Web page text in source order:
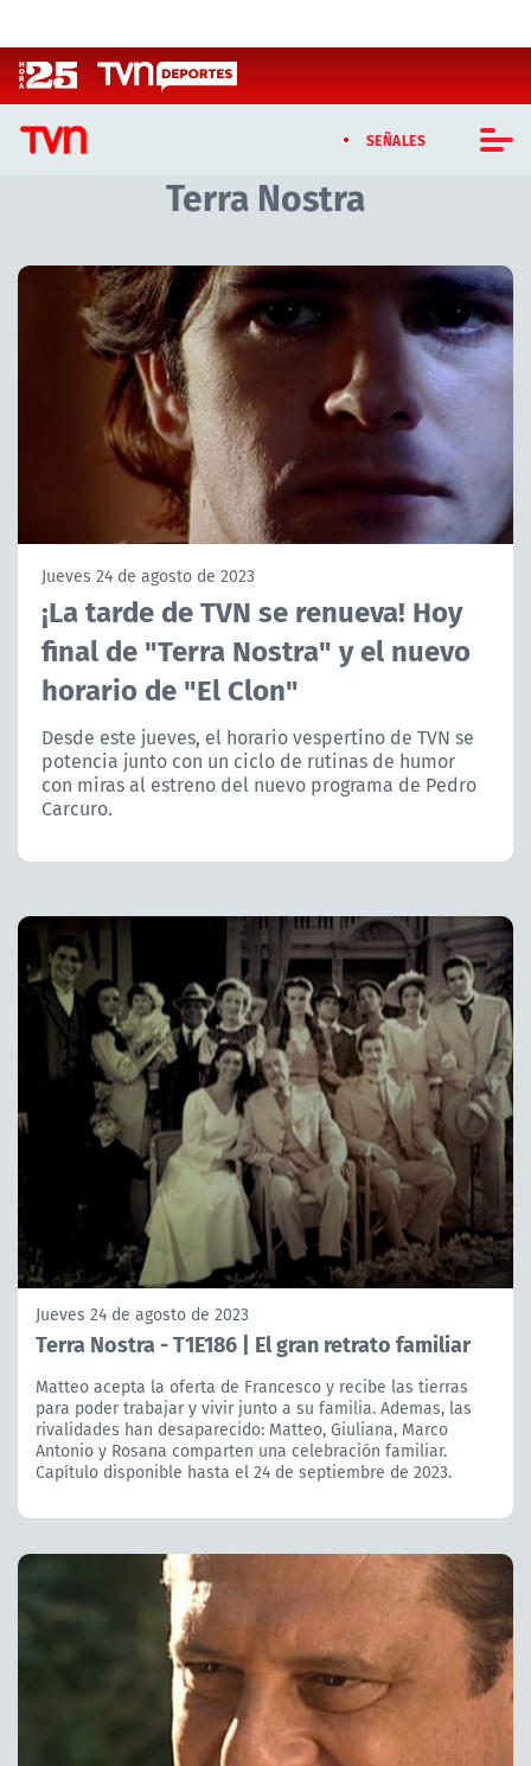
SEÑALES
CASTING MASTERCHEF CHILE
CASTING TVN VERTICAL
TVN VERTICAL
TVN PLAY
PROGRAMAS
ACTUALIDAD Y TENDENCIAS
CORPORATIVO Y TRANSPARENCIA
CANAL DE DENUNCIAS
ÁREA DE PROYECTOS
Terra Nostra
Jueves 24 de agosto de 2023
¡La tarde de TVN se renueva! Hoy
final de "Terra Nostra" y el nuevo
horario de "El Clon"
Desde este jueves, el horario vespertino de TVN se
potencia junto con un ciclo de rutinas de humor
con miras al estreno del nuevo programa de Pedro
Carcuro.
Jueves 24 de agosto de 2023
Terra Nostra - T1E186 | El gran retrato familiar
Matteo acepta la oferta de Francesco y recibe las tierras
para poder trabajar y vivir junto a su familia. Ademas, las
rivalidades han desaparecido: Matteo, Giuliana, Marco
Antonio y Rosana comparten una celebración familiar.
Capítulo disponible hasta el 24 de septiembre de 2023.